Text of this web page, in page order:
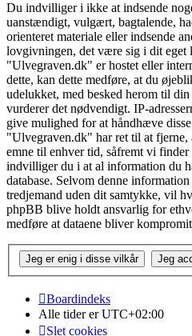
Du indvilliger i ikke at indsende
uanstændigt, vulgært, bagtalende,
orienteret materiale eller indsende
lovgivningen, det være sig i dit eget
"Ulvegraven.dk" er hostet eller
dette, kan dette medføre, at du
udelukket, med besked herom til
vurderer det nødvendigt. IP-
give mulighed for at håndhæve
"Ulvegraven.dk" har ret til at
emne til enhver tid, såfremt vi finder
indvilliger du i at al information du
database. Selvom denne
tredjemand uden dit samtykke, vil
phpBB blive holdt ansvarlig for
medføre at dataene bliver
Boardindeks
Alle tider erUTC+02:00
Slet cookies